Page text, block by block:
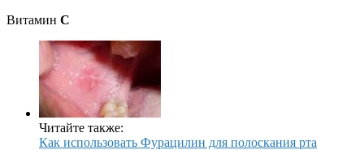
Витамин С
Читайте также:
Как использовать Фурацилин для полоскания рта